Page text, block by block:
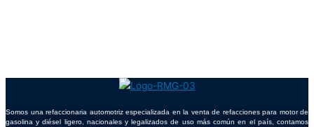
Somos una refaccionaria automotriz especializada en la venta de refacciones para motor de
gasolina y diésel ligero, nacionales y legalizados de uso más común en el país, contamos